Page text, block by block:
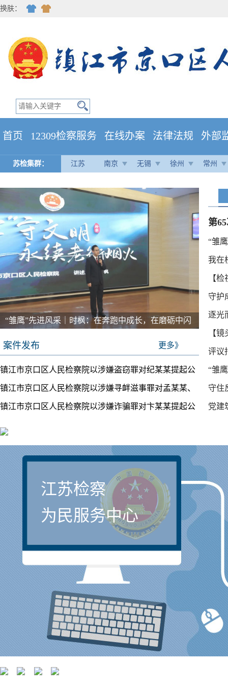
换肤：
首页 12309检察服务 在线办案 法律法规 外部
苏检集群： 江苏 南京 无锡 徐州 常州
“雏鹰”先进风采｜时枫：在奔跑中成长，在磨砺中闪
案件发布 更多》
镇江市京口区人民检察院以涉嫌盗窃罪对纪某某提起公
诉
镇江市京口区人民检察院以涉嫌寻衅滋事罪对孟某某、
陈某提起公诉
镇江市京口区人民检察院以涉嫌诈骗罪对卞某某提起公
第
办
“雏
我在
【
守护
逐光
【
评议
听庭
“雏
守住
党建
江苏检察
为民服务中心